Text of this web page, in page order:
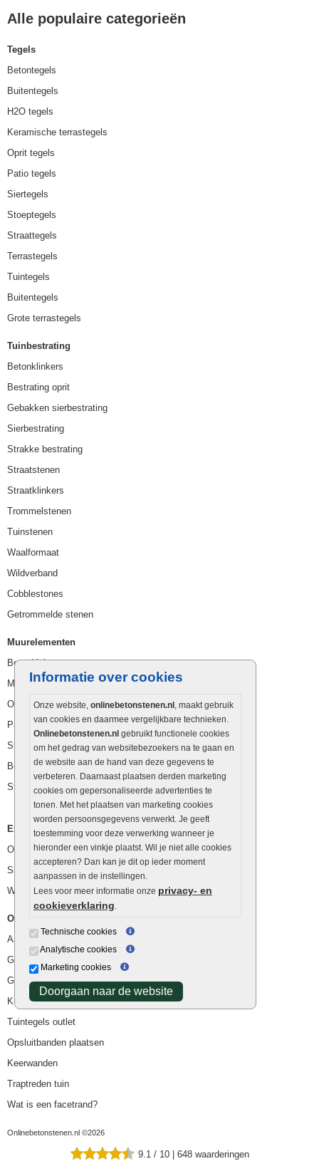
Informatie over cookies
Onze website, onlinebetonstenen.nl , maakt gebruik
van cookies en daarmee vergelijkbare technieken.
Onlinebetonstenen.nl gebruikt functionele cookies
om het gedrag van websitebezoekers na te gaan en
de website aan de hand van deze gegevens te
verbeteren. Daarnaast plaatsen derden marketing
cookies om gepersonaliseerde advertenties te
tonen. Met het plaatsen van marketing cookies
worden persoonsgegevens verwerkt. Je geeft
toestemming voor deze verwerking wanneer je
hieronder een vinkje plaatst. Wil je niet alle cookies
accepteren? Dan kan je dit op ieder moment
aanpassen in de instellingen.
Lees voor meer informatie onze privacy- en
cookieverklaring
Technische cookies
Analytische cookies
Marketing cookies
Doorgaan naar de website
Alle populaire categorieën
Tegels
Betontegels
Buitentegels
H2O tegels
Keramische terrastegels
Oprit tegels
Patio tegels
Siertegels
Stoeptegels
Straattegels
Terrastegels
Tuintegels
Buitentegels
Grote terrastegels
Tuinbestrating
Betonklinkers
Bestrating oprit
Gebakken sierbestrating
Sierbestrating
Strakke bestrating
Straatstenen
Straatklinkers
Trommelstenen
Tuinstenen
Waalformaat
Wildverband
Cobblestones
Getrommelde stenen
Muurelementen
Betonbielzen
Muurstenen
Opsluitbanden
Palissaden
Stapelblokken
Betonblokken
Stapelstenen
Extra benodigdheden
Ophoogzand
Siergrind en siersplit
Waterafvoer
Overig
Aanbiedingen
Goedkope bestrating
Goedkope tuintegels
Kunstgras
Tuintegels outlet
Opsluitbanden plaatsen
Keerwanden
Traptreden tuin
Wat is een facetrand?
Onlinebetonstenen.nl ©2026
9.1 / 10 | 648 waarderingen